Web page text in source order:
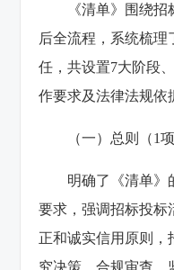
《清单》围绕
后全流程，系统梳
任，共设置7大阶段
作要求及法律法规依
（一）总则（1项
明确了《清单》
要求，强调招标投标
正和诚实信用原则，
究决策、合规审查、